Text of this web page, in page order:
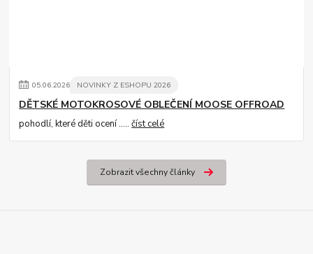
05.06.2026 NOVINKY Z ESHOPU 2026
DĚTSKÉ MOTOKROSOVÉ OBLEČENÍ MOOSE OFFROAD
pohodlí, které děti ocení .....číst celé
Zobrazit všechny články